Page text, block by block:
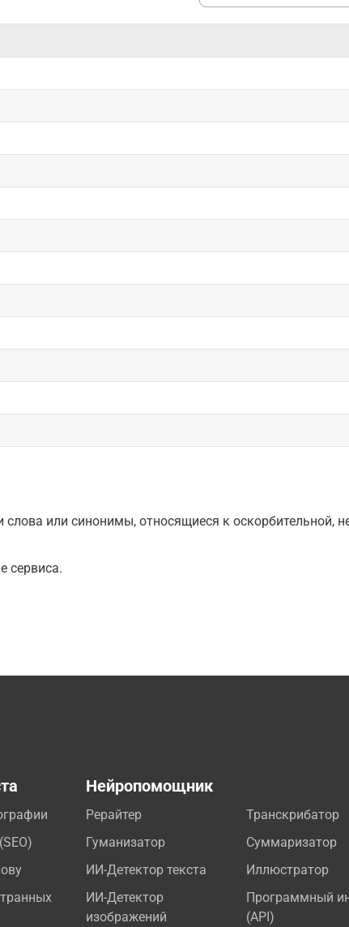
или синонимы, относящиеся к оскорбительной,
сервиса.
Нейропомощник
Рерайтер
Гуманизатор
ИИ-Детектор текста
ИИ-Детектор
изображений
Транскрибатор
Суммаризатор
Иллюстратор
Программный
(API)